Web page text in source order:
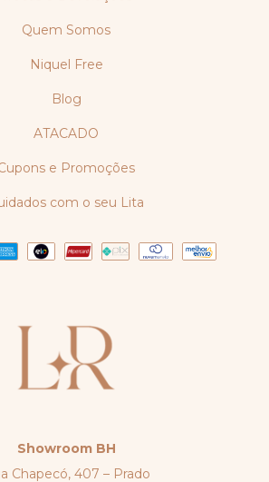
Quem Somos
Niquel Free
Blog
ATACADO
e Promoções
com o seu Lita
Showroom BH
Chapecó, 407 – Prado